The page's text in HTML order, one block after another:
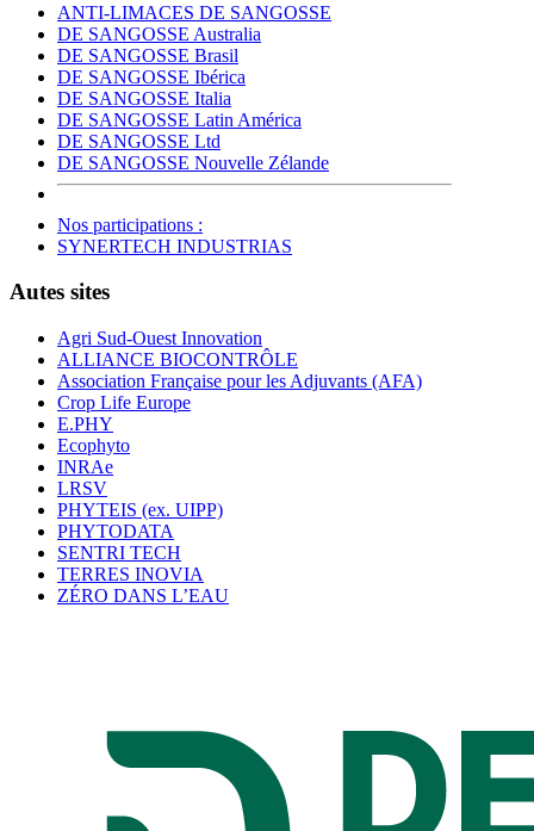
ANTI-LIMACES DE SANGOSSE
DE SANGOSSE Australia
DE SANGOSSE Brasil
DE SANGOSSE Ibérica
DE SANGOSSE Italia
DE SANGOSSE Latin América
DE SANGOSSE Ltd
DE SANGOSSE Nouvelle Zélande
Nos participations :
SYNERTECH INDUSTRIAS
Autes sites
Agri Sud-Ouest Innovation
ALLIANCE BIOCONTRÔLE
Association Française pour les Adjuvants (AFA)
Crop Life Europe
E.PHY
Ecophyto
INRAe
LRSV
PHYTEIS (ex. UIPP)
PHYTODATA
SENTRI TECH
TERRES INOVIA
ZÉRO DANS L’EAU